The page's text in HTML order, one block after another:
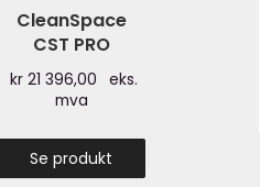
CleanSpace
CST PRO
kr21 396,00
eks.
mva
Se produkt